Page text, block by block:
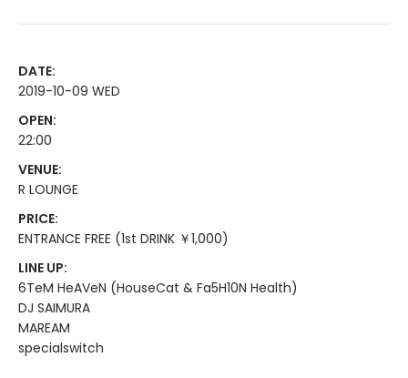
DATE:
2019-10-09 WED
OPEN:
22:00
VENUE:
R LOUNGE
PRICE:
ENTRANCE FREE (1st DRINK ￥1,000)
LINE UP:
6TeM HeAVeN (HouseCat & Fa5H10N Health)
DJ SAIMURA
MAREAM
specialswitch